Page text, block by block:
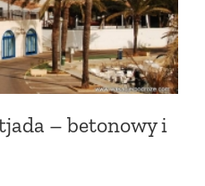
– betonowy i